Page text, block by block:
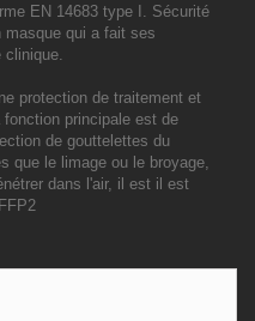
EN 14683 type I. Sécurité
masque qui a fait ses
protection de traitement et
fonction principale est de
de gouttelettes du
que le limage ou le broyage,
dans l'air, il est il est